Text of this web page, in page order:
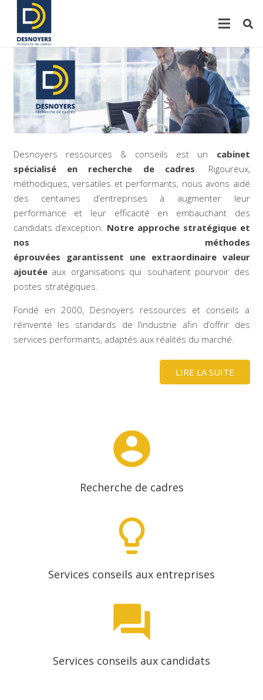
Desnoyers ressources & conseils est un cabinet
spécialisé en recherche de cadres . Rigoureux,
méthodiques, versatiles et performants, nous avons aidé
des centaines d’entreprises à augmenter leur
performance et leur efficacité en embauchant des
candidats d’exception. Notre approche stratégique et
nos méthodes
éprouvées garantissent une extraordinaire valeur
ajoutéeaux organisations qui souhaitent pourvoir des
postes stratégiques.
Fondé en 2000, Desnoyers ressources et conseils a
réinventé les standards de l’industrie afin d’offrir des
services performants, adaptés aux réalités du marché. ​
LIRE LA SUITE
account_circle
Recherche de cadres
lightbulb_outline
Services conseils aux entreprises
question_answer
Services conseils aux candidats